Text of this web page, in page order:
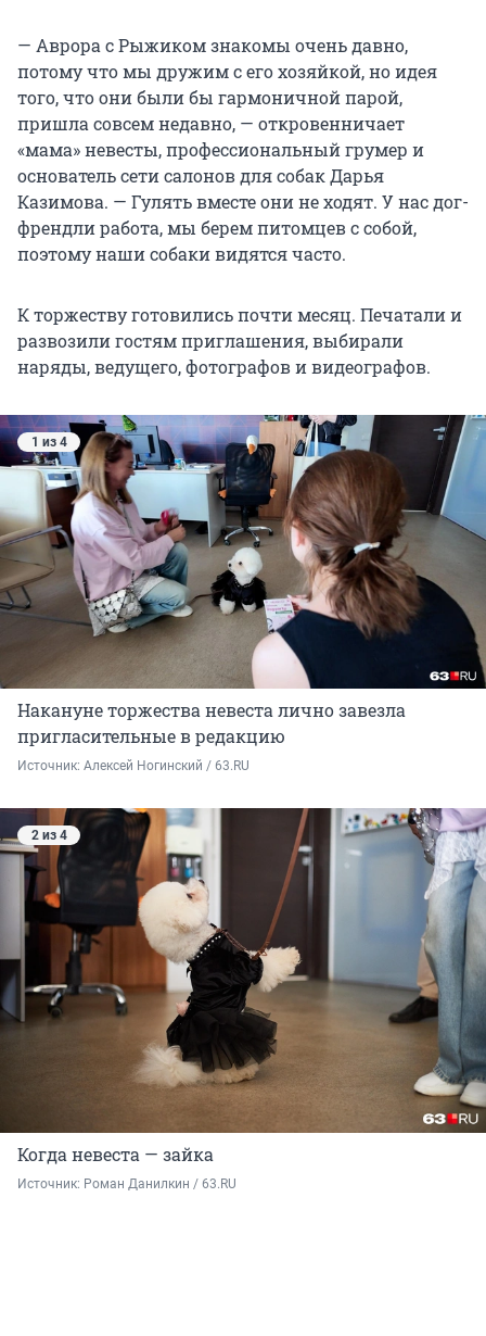
— Аврора с Рыжиком знакомы очень давно,
потому что мы дружим с его хозяйкой, но идея
того, что они были бы гармоничной парой,
пришла совсем недавно, — откровенничает
«мама» невесты, профессиональный грумер и
основатель сети салонов для собак Дарья
Казимова. — Гулять вместе они не ходят. У нас дог-
френдли работа, мы берем питомцев с собой,
поэтому наши собаки видятся часто.
К торжеству готовились почти месяц. Печатали и
развозили гостям приглашения, выбирали
наряды, ведущего, фотографов и видеографов.
1 из 4
Накануне торжества невеста лично завезла
пригласительные в редакцию
Источник: Алексей Ногинский / 63.RU
2 из 4
Когда невеста — зайка
Источник: Роман Данилкин / 63.RU